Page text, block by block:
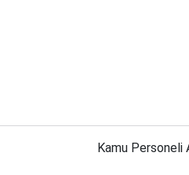
Kamu Personeli